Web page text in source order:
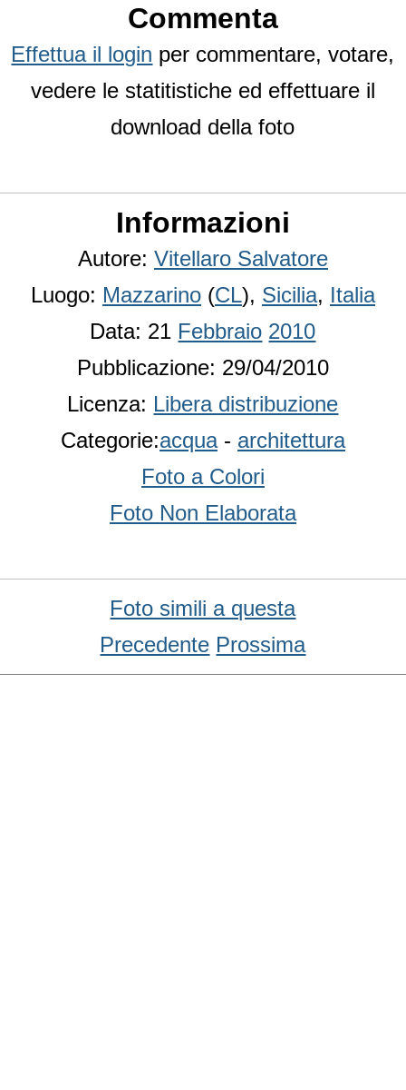
Commenta
Effettua il login per commentare, votare,
vedere le statitistiche ed effettuare il
download della foto
Informazioni
Autore: Vitellaro Salvatore
Luogo: Mazzarino (CL), Sicilia, Italia
Data: 21 Febbraio 2010
Pubblicazione: 29/04/2010
Licenza: Libera distribuzione
Categorie:acqua- architettura
Foto a Colori
Foto Non Elaborata
Foto simili a questa
Precedente Prossima